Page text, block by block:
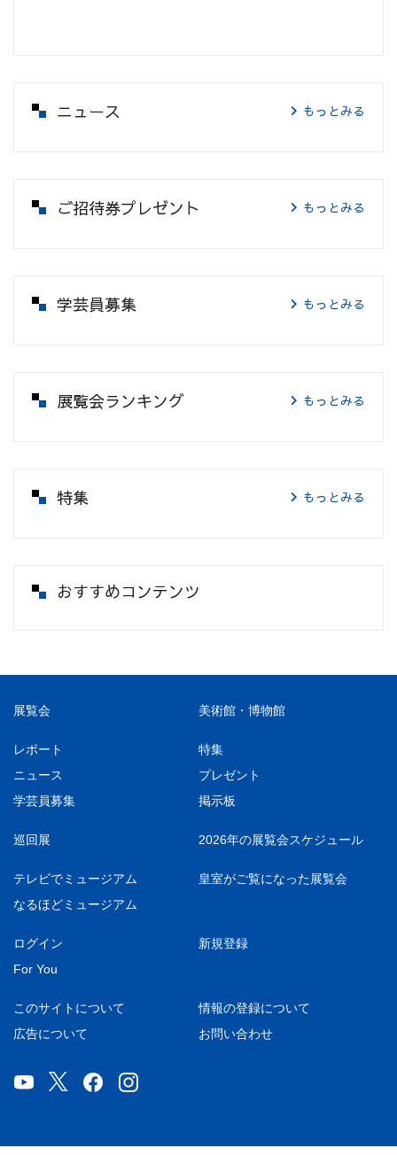
ニュース もっとみる
ご招待券プレゼント もっとみる
学芸員募集 もっとみる
展覧会ランキング もっとみる
特集 もっとみる
おすすめコンテンツ
展覧会 美術館・博物館
レポート
特集
ニュース
プレゼント
学芸員募集
掲示板
巡回展 2026年の展覧会スケジュール
テレビでミュージアム
皇室がご覧になった展覧会
なるほどミュージアム
ログイン
新規登録
For You
このサイトについて
情報の登録について
広告について
お問い合わせ